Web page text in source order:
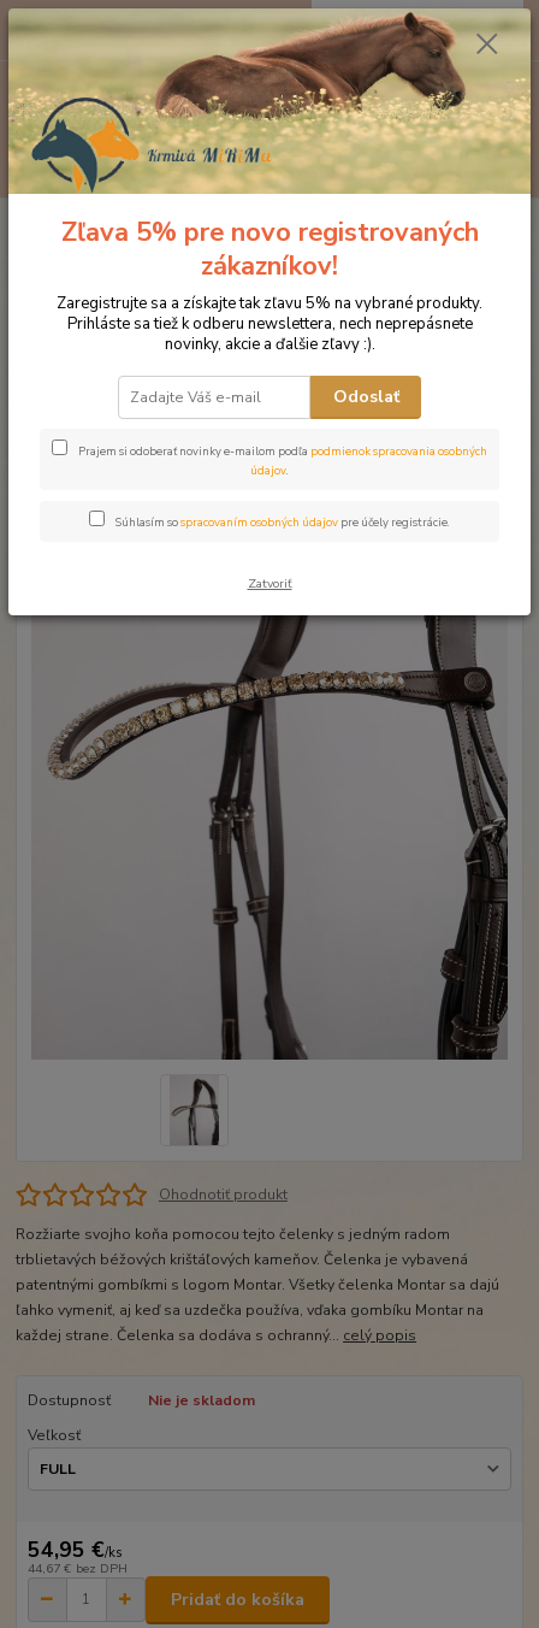
Menu
0ks
za0 €
Značka oblečenia MONTAR ZĽAVY!
Čelenky na uzdečky
MONTAR Beige Crystal hnedá
MONTAR Beige Crystal hnedá
Ohodnotiť produkt
Rozžiarte svojho koňa pomocou tejto čelenky s jedným radom
trblietavých béžových krištáľových kameňov. Čelenka je vybavená
patentnými gombíkmi s logom Montar. Všetky čelenka Montar sa dajú
ľahko vymeniť, aj keď sa uzdečka používa, vďaka gombíku Montar na
každej strane. Čelenka sa dodáva s ochranný... celý popis
Dostupnosť
Nie je skladom
Veľkosť
54,95 €/ks
44,67 € bez DPH
Pridať do košíka
Zľava 5% pre novo registrovaných
zákazníkov!
Zaregistrujte sa a získajte tak zľavu 5% na vybrané produkty.
Prihláste sa tiež k odberu newslettera, nech neprepásnete
novinky, akcie a ďalšie zľavy :).
Odoslať
Prajem si odoberať novinky e-mailom podľa podmienok spracovania osobných
údajov.
Súhlasím sospracovaním osobných údajov pre účely registrácie.
Zatvoriť